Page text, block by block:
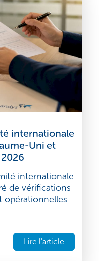
Lire l'article
internationale
Uni et
internationale
de vérifications
opérationnelles